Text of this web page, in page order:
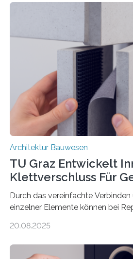
Ziel ist es, die
Textilbeton ist ein moderner
einer feinkörnigen Betonmatrix
Bewehrung besteht – meist aus
Basaltfasern. Anders als
dem Stahlstäbe zur…
Architektur Bauwesen
TU Graz Entwickelt
Klettverschluss Für
Durch das vereinfachte Verbinden
einzelner Elemente können bei
Material und Bauschutt eingespart
Projekt ReCon gemeinsam mit
20.08.2025